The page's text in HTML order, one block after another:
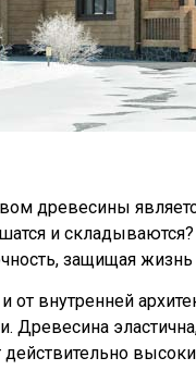
древесины
и
защищая
и от внутренней
Древесина
действительно